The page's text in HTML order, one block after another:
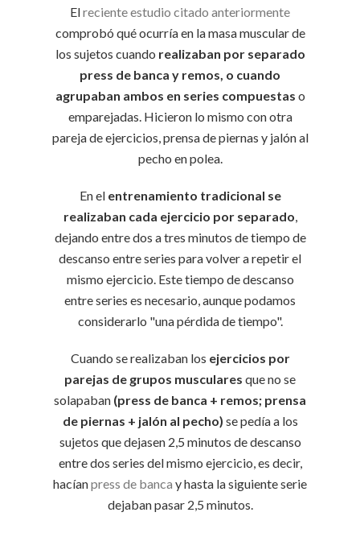
Elreciente estudio citado anteriormente
comprobó qué ocurría en la masa muscular de
los sujetos cuando realizaban por separado
press de banca y remos, o cuando
agrupaban ambos en series compuestas o
emparejadas. Hicieron lo mismo con otra
pareja de ejercicios, prensa de piernas y jalón al
pecho en polea.
En el entrenamiento tradicional se
realizaban cada ejercicio por separado,
dejando entre dos a tres minutos de tiempo de
descanso entre series para volver a repetir el
mismo ejercicio. Este tiempo de descanso
entre series es necesario, aunque podamos
considerarlo "una pérdida de tiempo".
Cuando se realizaban los ejercicios por
parejas de grupos musculares que no se
solapaban (press de banca + remos; prensa
de piernas + jalón al pecho) se pedía a los
sujetos que dejasen 2,5 minutos de descanso
entre dos series del mismo ejercicio, es decir,
hacíanpress de banca y hasta la siguiente serie
dejaban pasar 2,5 minutos.